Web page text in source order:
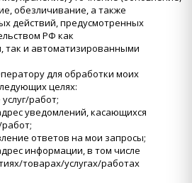
обезличивание, а также
действий, предусмотренных
РФ как
и автоматизированными
для обработки моих
целях:
работ;
уведомлений, касающихся
ответов на мои запросы;
информации, в том числе
товарах/услугах/работах